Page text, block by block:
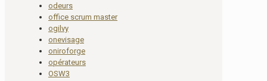
odeurs
office scrum master
ogilvy
onevisage
oniroforge
opérateurs
OSW3